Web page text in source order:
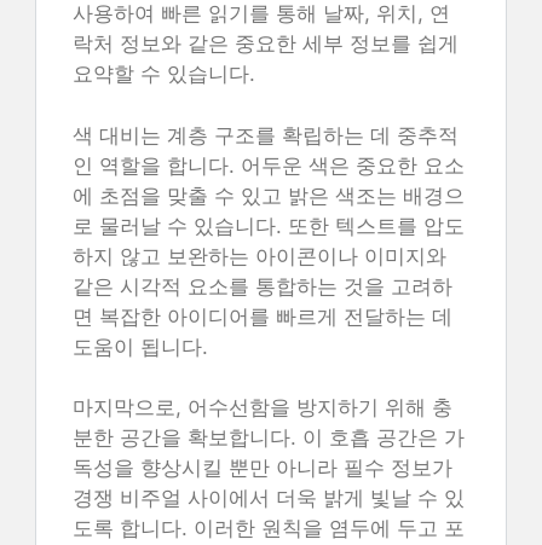
사용하여 빠른 읽기를 통해 날짜, 위치, 연
락처 정보와 같은 중요한 세부 정보를 쉽게
요약할 수 있습니다.
색 대비는 계층 구조를 확립하는 데 중추적
인 역할을 합니다. 어두운 색은 중요한 요소
에 초점을 맞출 수 있고 밝은 색조는 배경으
로 물러날 수 있습니다. 또한 텍스트를 압도
하지 않고 보완하는 아이콘이나 이미지와
같은 시각적 요소를 통합하는 것을 고려하
면 복잡한 아이디어를 빠르게 전달하는 데
도움이 됩니다.
마지막으로, 어수선함을 방지하기 위해 충
분한 공간을 확보합니다. 이 호흡 공간은 가
독성을 향상시킬 뿐만 아니라 필수 정보가
경쟁 비주얼 사이에서 더욱 밝게 빛날 수 있
도록 합니다. 이러한 원칙을 염두에 두고 포